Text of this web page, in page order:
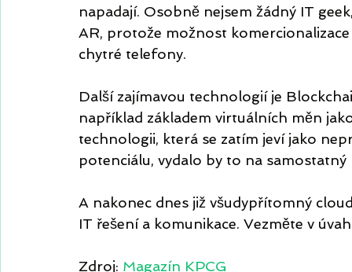
napadají. Osobně nejsem žádný IT
AR, protože možnost
chytré telefony.
Další zajímavou technologií je
například základem virtuálních měn
technologii, která se zatím jeví jako
potenciálu, vydalo by to na
A nakonec dnes již všudypřítomný
IT řešení a komunikace. Vezměte v
Zdroj: Magazín KPCG